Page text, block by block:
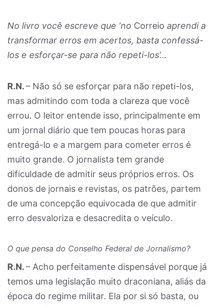
No livro você escreve que ‘no Correio aprendi a
transformar erros em acertos, basta confessá-
los e esforçar-se para não repeti-los’…
R.N.– Não só se esforçar para não repeti-los,
mas admitindo com toda a clareza que você
errou. O leitor entende isso, principalmente em
um jornal diário que tem poucas horas para
entregá-lo e a margem para cometer erros é
muito grande. O jornalista tem grande
dificuldade de admitir seus próprios erros. Os
donos de jornais e revistas, os patrões, partem
de uma concepção equivocada de que admitir
erro desvaloriza e desacredita o veículo.
O que pensa do Conselho Federal de Jornalismo?
R.N.– Acho perfeitamente dispensável porque já
temos uma legislação muito draconiana, aliás da
época do regime militar. Ela por si só basta, ou